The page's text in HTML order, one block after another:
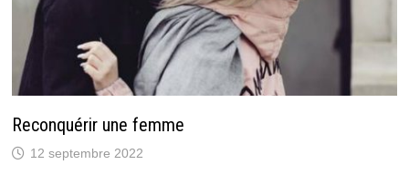
Reconquérir une femme
12 septembre 2022